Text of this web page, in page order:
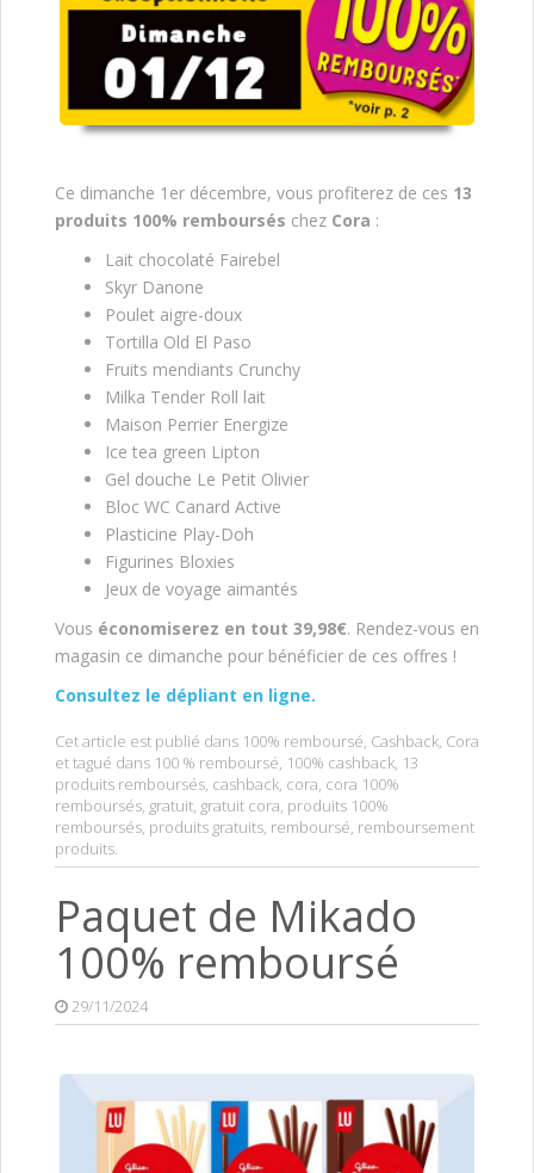
Ce dimanche 1er décembre, vous profiterez de ces 13
produits 100% remboursés chez Cora :
Lait chocolaté Fairebel
Skyr Danone
Poulet aigre-doux
Tortilla Old El Paso
Fruits mendiants Crunchy
Milka Tender Roll lait
Maison Perrier Energize
Ice tea green Lipton
Gel douche Le Petit Olivier
Bloc WC Canard Active
Plasticine Play-Doh
Figurines Bloxies
Jeux de voyage aimantés
Vous économiserez en tout 39,98€. Rendez-vous en
magasin ce dimanche pour bénéficier de ces offres !
Consultez le dépliant en ligne.
Cet article est publié dans 100% remboursé, Cashback, Cora
et tagué dans 100 % remboursé, 100% cashback, 13
produits remboursés, cashback, cora, cora 100%
remboursés, gratuit, gratuit cora, produits 100%
remboursés, produits gratuits, remboursé, remboursement
produits.
Paquet de Mikado
100% remboursé
29/11/2024